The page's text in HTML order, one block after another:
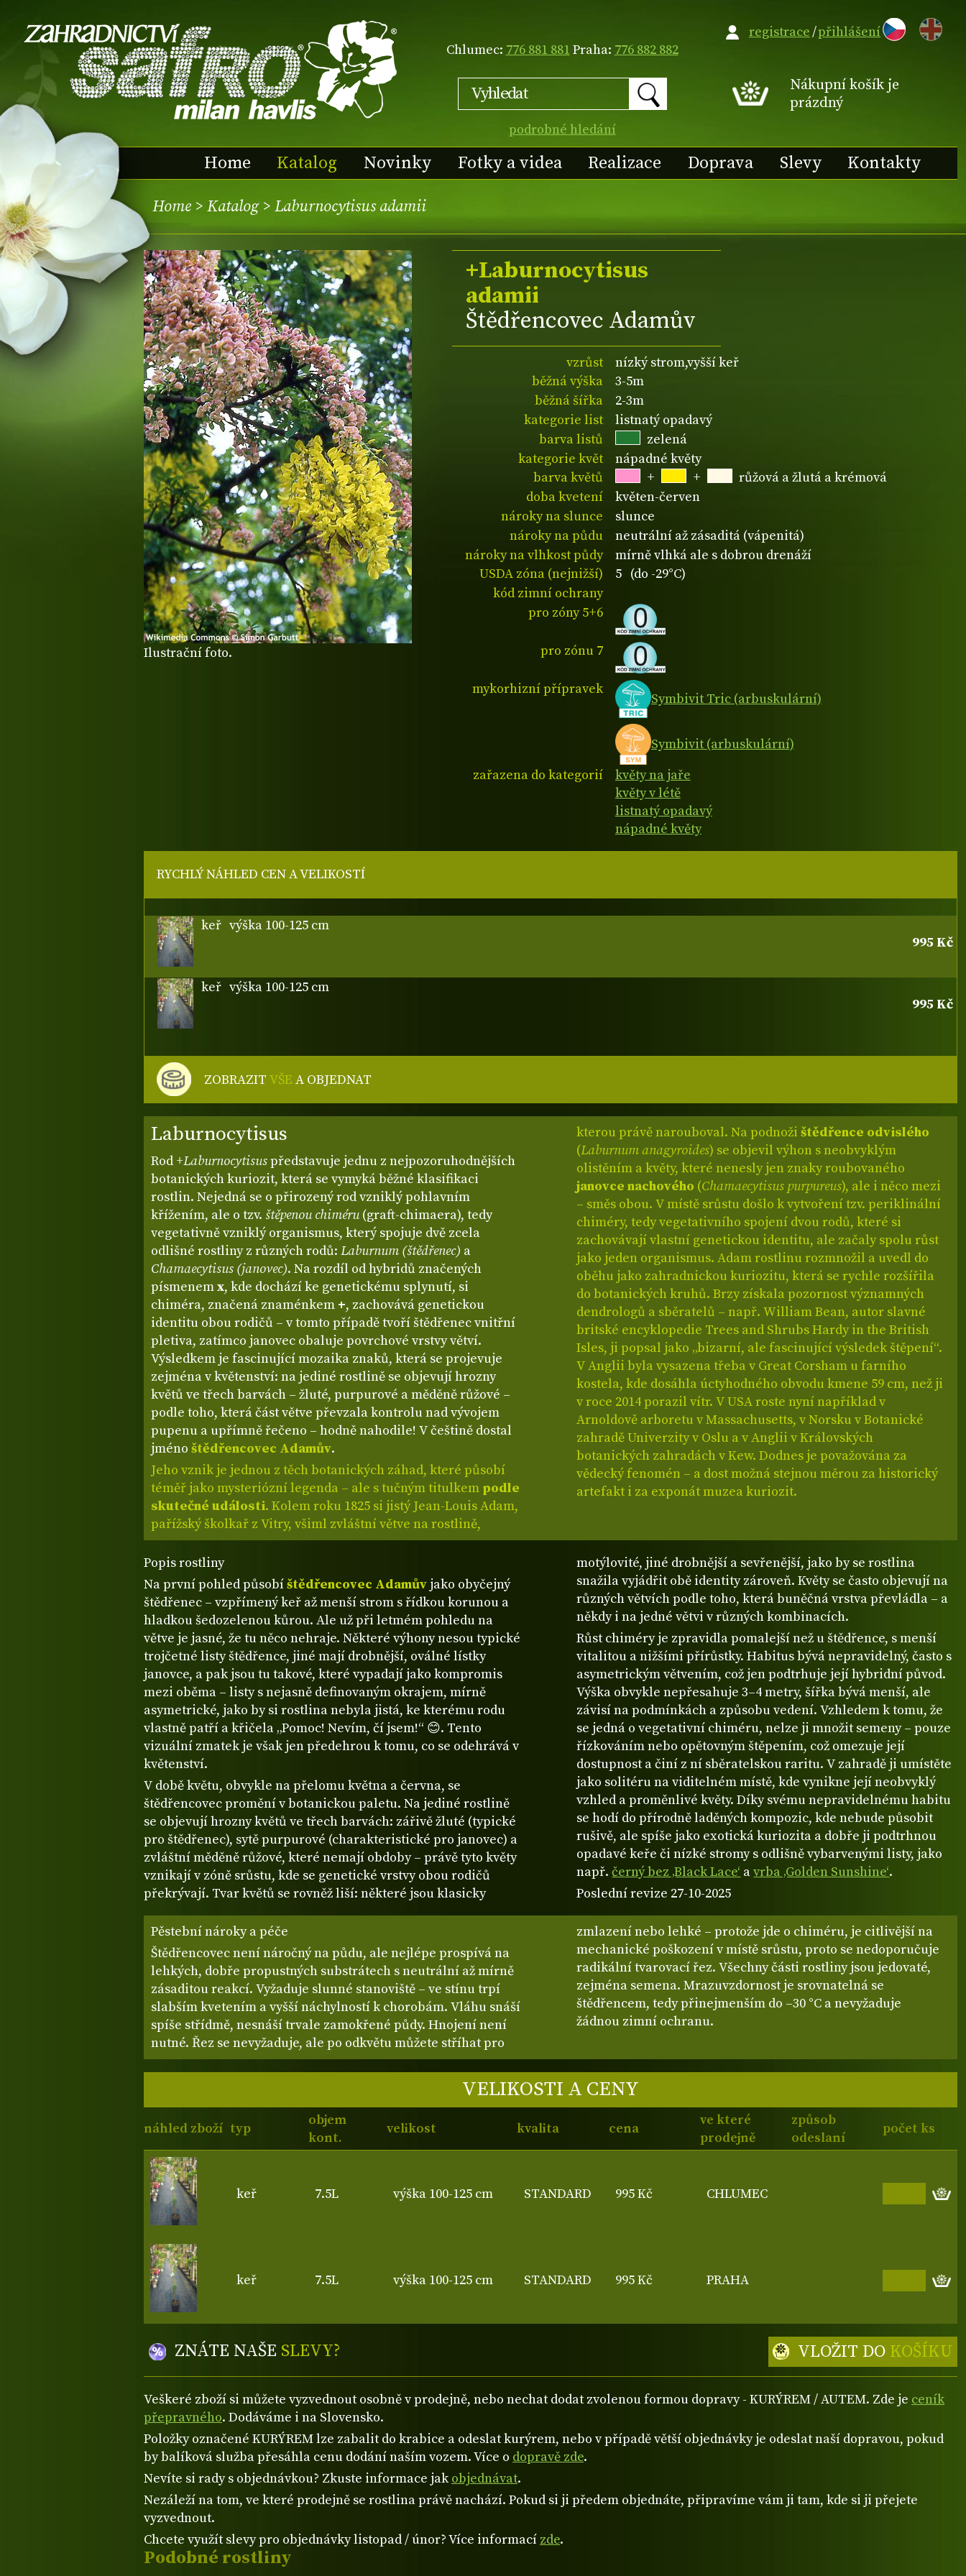
Chlumec: 776 881 881Praha: 776 882 882
podrobné hledání
EN
Nákupní košík je
prázdný
Home Katalog Novinky Fotky a videa Realizace Doprava Slevy Kontakty
registrace/přihlášení
Home > Katalog> Laburnocytisus adamii
Ilustrační foto.
+Laburnocytisus
adamii
Štědřencovec Adamův
vzrůst
nízký strom,vyšší keř
běžná výška
3-5m
běžná šířka
2-3m
kategorie list
listnatý opadavý
barva listů
zelená
kategorie květ
nápadné květy
barva květů
+ +
růžová a žlutá a krémová
doba kvetení
květen-červen
nároky na slunce
slunce
nároky na půdu
neutrální až zásaditá (vápenitá)
nároky na vlhkost půdy
mírně vlhká ale s dobrou drenáží
USDA zóna (nejnižší)
5 (do -29°C)
kód zimní ochrany
pro zóny 5+6
pro zónu 7
mykorhizní přípravek
Symbivit Tric (arbuskulární)
Symbivit (arbuskulární)
zařazena do kategorií
květy na jaře
květy v létě
listnatý opadavý
nápadné květy
Laburnocytisus
Rod+Laburnocytisuspředstavuje jednu z nejpozoruhodnějších
botanických kuriozit, která se vymyká běžné klasifikaci
rostlin. Nejedná se o přirozený rod vzniklý pohlavním
křížením, ale o tzv. štěpenou chiméru(graft-chimaera), tedy
vegetativně vzniklý organismus, který spojuje dvě zcela
odlišné rostliny z různých rodů: Laburnum (štědřenec) a
Chamaecytisus (janovec). Na rozdíl od hybridů značených
písmenemx, kde dochází ke genetickému splynutí, si
chiméra, značená znaménkem +, zachovává genetickou
identitu obou rodičů – v tomto případě tvoří štědřenec vnitřní
pletiva, zatímco janovec obaluje povrchové vrstvy větví.
Výsledkem je fascinující mozaika znaků, která se projevuje
zejména v květenství: na jediné rostlině se objevují hrozny
květů ve třech barvách – žluté, purpurové a měděně růžové –
podle toho, která část větve převzala kontrolu nad vývojem
pupenu a upřímně řečeno – hodně nahodile! V češtině dostal
jméno štědřencovec Adamův.
Jeho vznik je jednou z těch botanických záhad, které působí
téměř jako mysteriózní legenda – ale s tučným titulkem podle
skutečné události. Kolem roku 1825 si jistý Jean-Louis Adam,
pařížský školkař z Vitry, všiml zvláštní větve na rostlině,
kterou právě narouboval. Na podnožištědřence odvislého
(Laburnum anagyroides) se objevil výhon s neobvyklým
olistěním a květy, které nenesly jen znaky roubovaného
janovce nachového (Chamaecytisus purpureus), ale i něco mezi
– směs obou. V místě srůstu došlo k vytvoření tzv. periklinální
chiméry, tedy vegetativního spojení dvou rodů, které si
zachovávají vlastní genetickou identitu, ale začaly spolu růst
jako jeden organismus. Adam rostlinu rozmnožil a uvedl do
oběhu jako zahradnickou kuriozitu, která se rychle rozšířila
do botanických kruhů. Brzy získala pozornost významných
dendrologů a sběratelů – např. William Bean, autor slavné
britské encyklopedie Trees and Shrubs Hardy in the British
Isles, ji popsal jako „bizarní, ale fascinující výsledek štěpení“.
V Anglii byla vysazena třeba v Great Corsham u farního
kostela, kde dosáhla úctyhodného obvodu kmene 59 cm, než ji
v roce 2014 porazil vítr. V USA roste nyní například v
Arnoldově arboretu v Massachusetts, v Norsku v Botanické
zahradě Univerzity v Oslu a v Anglii v Královských
botanických zahradách v Kew. Dodnes je považována za
vědecký fenomén – a dost možná stejnou měrou za historický
artefakt i za exponát muzea kuriozit.
Popis rostliny
Na první pohled působíštědřencovec Adamův jako obyčejný
štědřenec – vzpřímený keř až menší strom s řídkou korunou a
hladkou šedozelenou kůrou. Ale už při letmém pohledu na
větve je jasné, že tu něco nehraje. Některé výhony nesou typické
trojčetné listy štědřence, jiné mají drobnější, oválné lístky
janovce, a pak jsou tu takové, které vypadají jako kompromis
mezi oběma – listy s nejasně definovaným okrajem, mírně
asymetrické, jako by si rostlina nebyla jistá, ke kterému rodu
vlastně patří a křičela „Pomoc! Nevím, čí jsem!“ 😊. Tento
vizuální zmatek je však jen předehrou k tomu, co se odehrává v
květenství.
V době květu, obvykle na přelomu května a června, se
štědřencovec promění v botanickou paletu. Na jediné rostlině
se objevují hrozny květů ve třech barvách: zářivě žluté (typické
pro štědřenec), sytě purpurové (charakteristické pro janovec) a
zvláštní měděně růžové, které nemají obdoby – právě tyto květy
vznikají v zóně srůstu, kde se genetické vrstvy obou rodičů
překrývají. Tvar květů se rovněž liší: některé jsou klasicky
motýlovité, jiné drobnější a sevřenější, jako by se rostlina
snažila vyjádřit obě identity zároveň. Květy se často objevují na
různých větvích podle toho, která buněčná vrstva převládla – a
někdy i na jedné větvi v různých kombinacích.
Růst chiméry je zpravidla pomalejší než u štědřence, s menší
vitalitou a nižšími přírůstky. Habitus bývá nepravidelný, často s
asymetrickým větvením, což jen podtrhuje její hybridní původ.
Výška obvykle nepřesahuje 3–4 metry, šířka bývá menší, ale
závisí na podmínkách a způsobu vedení. Vzhledem k tomu, že
se jedná o vegetativní chiméru, nelze ji množit semeny – pouze
řízkováním nebo opětovným štěpením, což omezuje její
dostupnost a činí z ní sběratelskou raritu. V zahradě ji umístěte
jako solitéru na viditelném místě, kde vynikne její neobvyklý
vzhled a proměnlivé květy. Díky svému nepravidelnému habitu
se hodí do přírodně laděných kompozic, kde nebude působit
rušivě, ale spíše jako exotická kuriozita a dobře ji podtrhnou
opadavé keře či nízké stromy s odlišně vybarvenými listy, jako
např.černý bez ‚Black Lace‘ avrba ‚Golden Sunshine‘.
Poslední revize 27-10-2025
Pěstební nároky a péče
Štědřencovec není náročný na půdu, ale nejlépe prospívá na
lehkých, dobře propustných substrátech s neutrální až mírně
zásaditou reakcí. Vyžaduje slunné stanoviště – ve stínu trpí
slabším kvetením a vyšší náchylností k chorobám. Vláhu snáší
spíše střídmě, nesnáší trvale zamokřené půdy. Hnojení není
nutné. Řez se nevyžaduje, ale po odkvětu můžete stříhat pro
zmlazení nebo lehké – protože jde o chiméru, je citlivější na
mechanické poškození v místě srůstu, proto se nedoporučuje
radikální tvarovací řez. Všechny části rostliny jsou jedovaté,
zejména semena. Mrazuvzdornost je srovnatelná se
štědřencem, tedy přinejmenším do –30 °C a nevyžaduje
žádnou zimní ochranu.
VELIKOSTI A CENY
náhled zboží typ
objem
kont.
velikost kvalita cena
ve které
prodejně
způsob
odeslaní
počet ks
keř 7.5L výška 100-125 cm STANDARD 995 Kč CHLUMEC
keř 7.5L výška 100-125 cm STANDARD 995 Kč PRAHA
ZNÁTE NAŠE SLEVY? VLOŽIT DO KOŠÍKU
RYCHLÝ NÁHLED CEN A VELIKOSTÍ
keř výška 100-125 cm
995 Kč
keř výška 100-125 cm
995 Kč
ZOBRAZITVŠE A OBJEDNAT
Podobné rostliny
Veškeré zboží si můžete vyzvednout osobně v prodejně, nebo nechat dodat zvolenou formou dopravy - KURÝREM / AUTEM. Zde je ceník
přepravného. Dodáváme i na Slovensko.
Položky označené KURÝREM lze zabalit do krabice a odeslat kurýrem, nebo v případě větší objednávky je odeslat naší dopravou, pokud
by balíková služba přesáhla cenu dodání naším vozem. Více o dopravě zde.
Nevíte si rady s objednávkou? Zkuste informace jakobjednávat.
Nezáleží na tom, ve které prodejně se rostlina právě nachází. Pokud si ji předem objednáte, připravíme vám ji tam, kde si ji přejete
vyzvednout.
Chcete využít slevy pro objednávky listopad / únor? Více informací zde.